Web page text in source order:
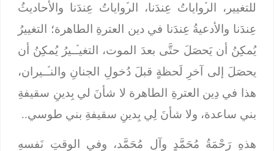
للتغيير، الرﱢواياتُ عِندَنا، الرﱢواياتُ عِندَنا والأحاديثُ
عِندَنا والأدعيةُ عِندَنا في دين العترةِ الطاهرة؛ التغييرُ
يُمكِنُ أن يَحصَلَ حتَّى بعدَ الموت، التغيـﱢـيرُ يُمكِنُ أن
يحصَلَ إلى آخرِ لَحظةٍ قبلَ دُخولِ الجنانِ والنـﱢـيران،
هذا في دِين العترةِ الطاهرة لا شأنَ لي بِدينِ سقيفةِ
بني ساعدة، ولا شأنَ لِي بِدينِ سقيفةِ بني طوسي..
هذهِ رَحْمَةُ مُحَمَّدٍ وآلِ مُحَمَّد، وفي الوقتِ نَفسهِ